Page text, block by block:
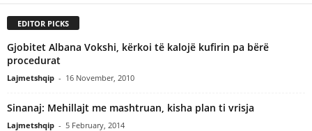
EDITOR PICKS
Gjobitet Albana Vokshi, kërkoi të kalojë kufirin pa bërë
procedurat
Lajmetshqip - 16 November, 2010
Sinanaj: Mehillajt me mashtruan, kisha plan ti vrisja
Lajmetshqip - 5 February, 2014